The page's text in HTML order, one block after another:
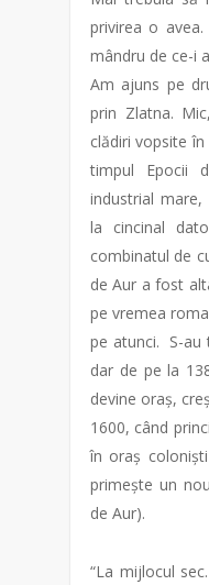
privirea o
mândru de ce-i
Am ajuns pe
prin Zlatna.
clădiri vopsite
timpul Epocii
industrial
la cincinal
combinatul de
de Aur a fost
pe vremea
pe atunci. S-au
dar de pe la
devine oraș,
1600, când
în oraș
primește un
de Aur).
“La mijlocul